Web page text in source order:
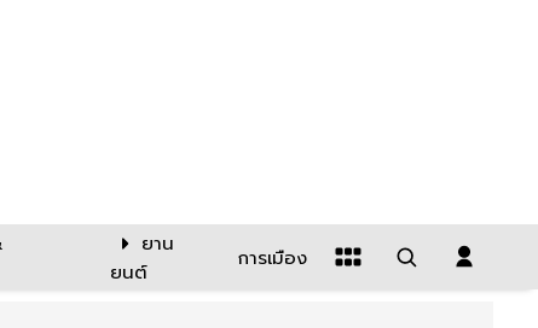
ยาน
ยนต์
การเมือง